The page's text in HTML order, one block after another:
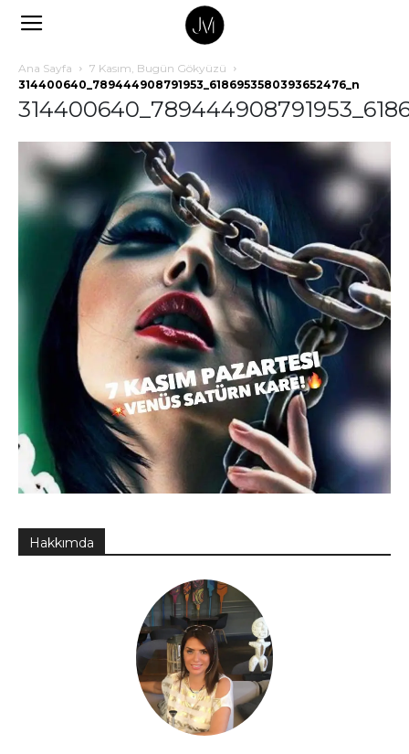
Ana Sayfa
7 Kasım, Bugün Gökyüzü
314400640_789444908791953_6186953580393652476_n
Hakkımda